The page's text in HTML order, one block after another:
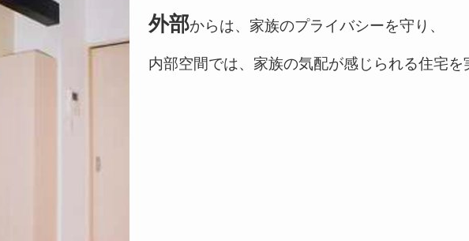
外部からは、家族のプライバシーを守り、
内部空間では、家族の気配が感じられる住宅を